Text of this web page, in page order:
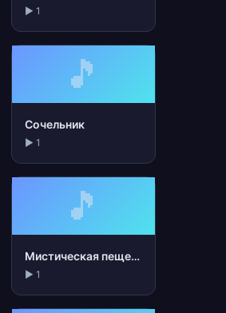
▶ 1
🎵
Сочельник
▶ 1
🎵
Мистическая пещера
▶ 1